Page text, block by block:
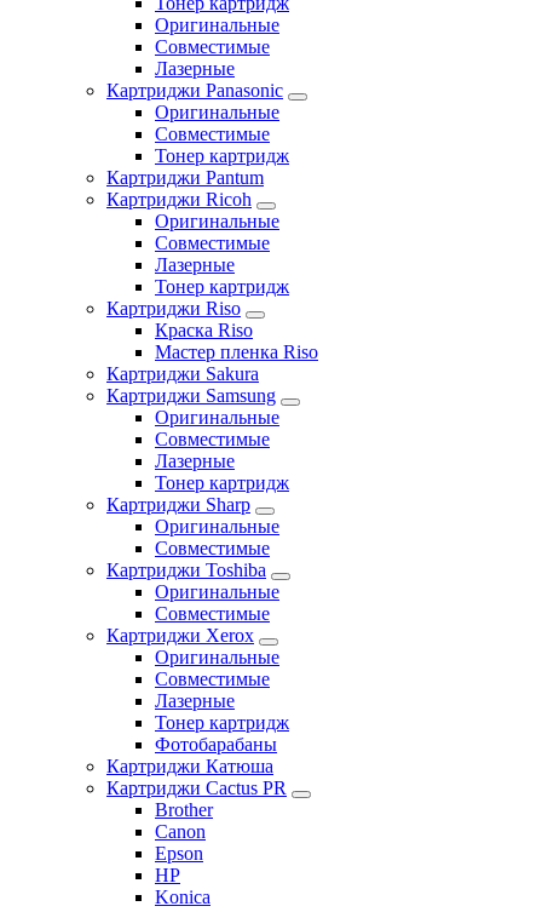
Оригинальные
Совместимые
Лазерные
Картриджи Panasonic
Оригинальные
Совместимые
Тонер картридж
Картриджи Pantum
Картриджи Ricoh
Оригинальные
Совместимые
Лазерные
Тонер картридж
Картриджи Riso
Краска Riso
Мастер пленка Riso
Картриджи Sakura
Картриджи Samsung
Оригинальные
Совместимые
Лазерные
Тонер картридж
Картриджи Sharp
Оригинальные
Совместимые
Картриджи Toshiba
Оригинальные
Совместимые
Картриджи Xerox
Оригинальные
Совместимые
Лазерные
Тонер картридж
Фотобарабаны
Картриджи Катюша
Картриджи Cactus PR
Brother
Canon
Epson
HP
Konica